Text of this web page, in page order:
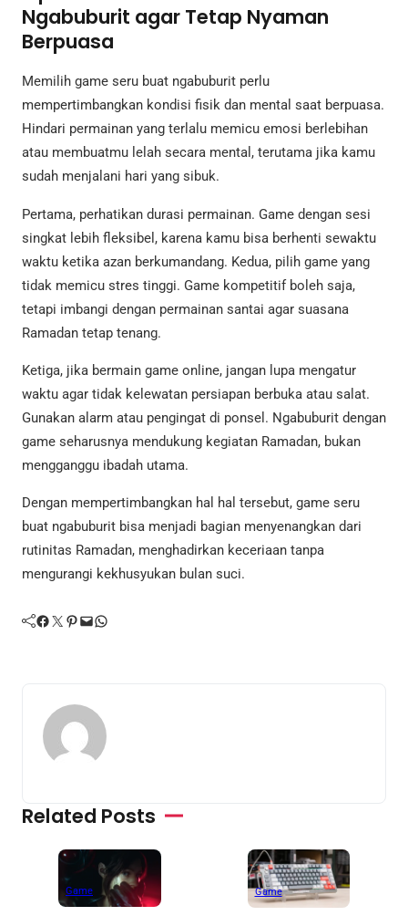
Ngabuburit agar Tetap Nyaman
Berpuasa
Memilih game seru buat ngabuburit perlu
mempertimbangkan kondisi fisik dan mental saat berpuasa.
Hindari permainan yang terlalu memicu emosi berlebihan
atau membuatmu lelah secara mental, terutama jika kamu
sudah menjalani hari yang sibuk.
Pertama, perhatikan durasi permainan. Game dengan sesi
singkat lebih fleksibel, karena kamu bisa berhenti sewaktu
waktu ketika azan berkumandang. Kedua, pilih game yang
tidak memicu stres tinggi. Game kompetitif boleh saja,
tetapi imbangi dengan permainan santai agar suasana
Ramadan tetap tenang.
Ketiga, jika bermain game online, jangan lupa mengatur
waktu agar tidak kelewatan persiapan berbuka atau salat.
Gunakan alarm atau pengingat di ponsel. Ngabuburit dengan
game seharusnya mendukung kegiatan Ramadan, bukan
mengganggu ibadah utama.
Dengan mempertimbangkan hal hal tersebut, game seru
buat ngabuburit bisa menjadi bagian menyenangkan dari
rutinitas Ramadan, menghadirkan keceriaan tanpa
mengurangi kekhusyukan bulan suci.
Facebook Twitter Pinterest Mail WhatsApp
Related Posts
Game Game